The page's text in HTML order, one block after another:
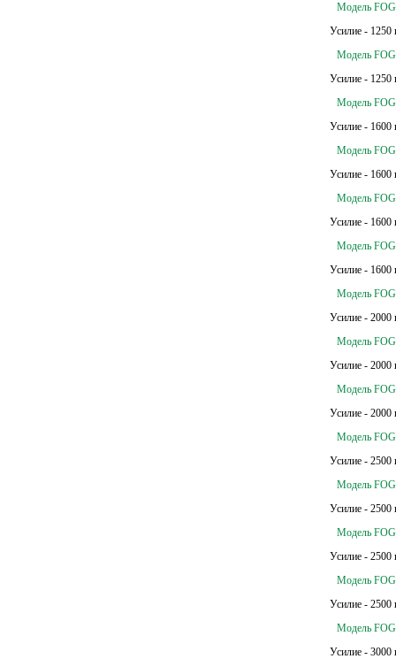
Модель
Усилие - 1250
Модель
Усилие - 1250
Модель
Усилие - 1600
Модель
Усилие - 1600
Модель
Усилие - 1600
Модель
Усилие - 1600
Модель
Усилие - 2000
Модель
Усилие - 2000
Модель
Усилие - 2000
Модель
Усилие - 2500
Модель
Усилие - 2500
Модель
Усилие - 2500
Модель
Усилие - 2500
Модель
Усилие - 3000